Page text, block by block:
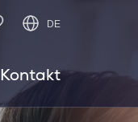
DE
Kontakt